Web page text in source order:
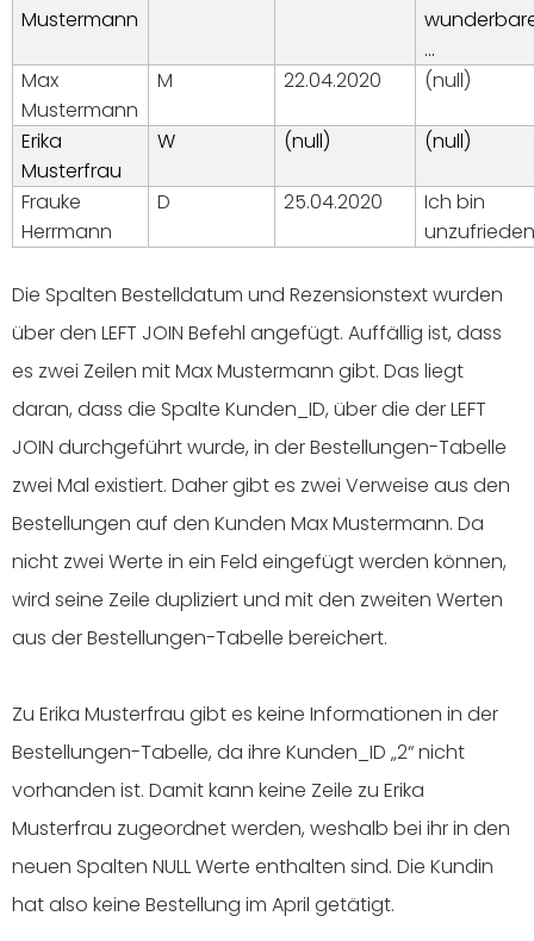
Mustermann
…
Max
Mustermann
M 22.04.2020 (null)
Erika
Musterfrau
W (null) (null)
Frauke
Herrmann
D 25.04.2020
Ich bin
Die Spalten Bestelldatum und Rezensionstext wurden
über den LEFT JOIN Befehl angefügt. Auffällig ist, dass
es zwei Zeilen mit Max Mustermann gibt. Das liegt
daran, dass die Spalte Kunden_ID, über die der LEFT
JOIN durchgeführt wurde, in der Bestellungen-Tabelle
zwei Mal existiert. Daher gibt es zwei Verweise aus den
Bestellungen auf den Kunden Max Mustermann. Da
nicht zwei Werte in ein Feld eingefügt werden können,
wird seine Zeile dupliziert und mit den zweiten Werten
aus der Bestellungen-Tabelle bereichert.
Zu Erika Musterfrau gibt es keine Informationen in der
Bestellungen-Tabelle, da ihre Kunden_ID „2“ nicht
vorhanden ist. Damit kann keine Zeile zu Erika
Musterfrau zugeordnet werden, weshalb bei ihr in den
neuen Spalten NULL Werte enthalten sind. Die Kundin
hat also keine Bestellung im April getätigt.